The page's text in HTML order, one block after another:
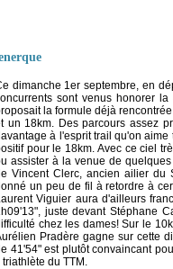
dimanche 1er septembre, en
sont venus honorer
la formule déjà
un 18km. Des parcours assez
à l'esprit trail qu'on
pour le 18km.Avec ce ciel
assister à la venue de
Vincent Clerc, ancien ailier du
un peu de fil à retordre à
Viguier aura d'ailleurs
juste devant Stéphane
chez les dames!Sur le
Pradère gagne sur cette
41'54" est plutôt convaincant
du TTM.